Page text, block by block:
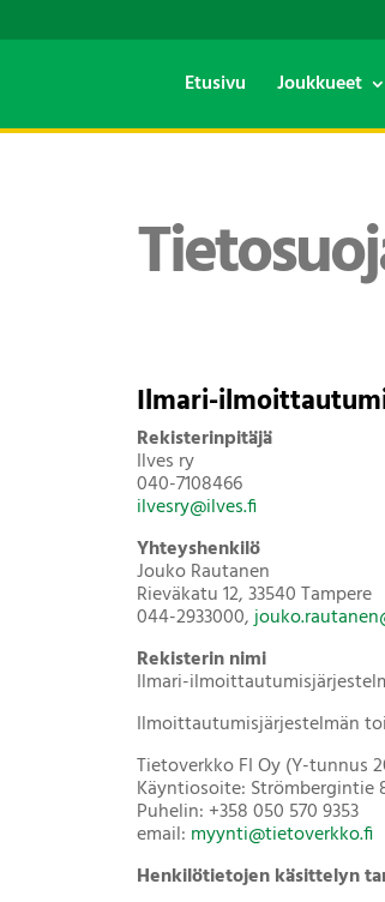
Etusivu Joukkueet
Ilmari-
Rekisterinpitäjä
Ilves ry
040-7108466
ilvesry@ilves.fi
Yhteyshenkilö
Jouko Rautanen
Rieväkatu 12, 33540 Tampere
044-2933000,
Rekisterin nimi
Ilmari-
Ilmoittautumisjärjestelmän
Tietoverkko FI Oy (Y-tunnus
Käyntiosoite: Strömbergintie
Puhelin: +358 050 570 9353
email: myynti@tietoverkko.fi
Henkilötietojen käsittelyn